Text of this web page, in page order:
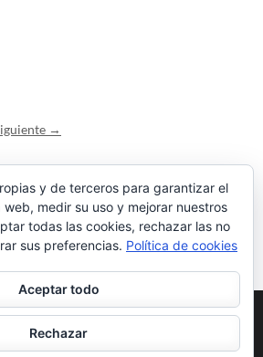
→
y de terceros para garantizar el
medir su uso y mejorar nuestros
todas las cookies, rechazar las no
sus preferencias. Política de cookies
Aceptar todo
Rechazar